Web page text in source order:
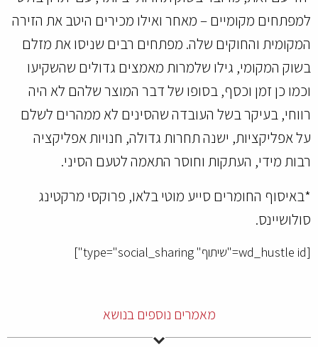
למפתחים מקומיים – מאחר ואילו מכירים היטב את הזירה
המקומית והחוקים שלה. מפתחים רבים שניסו את מזלם
בשוק המקומי, גילו שלמרות מאמצים גדולים שהשקיעו
וכמו כן זמן וכסף, בסופו של דבר המוצר שלהם לא היה
רווחי, בעיקר בשל העובדה שהסינים לא ממהרים לשלם
על אפליקציות, ישנה תחרות גדולה, חנויות אפליקציה
רבות מידי, העתקות וחוסר התאמה לטעם הסיני.
*באיסוף החומרים סייע מוטי בלאו, פרוקסי מרקטינג
סולושיינס.
[wd_hustle id="שיתוף" type="social_sharing"]
מאמרים נוספים בנושא